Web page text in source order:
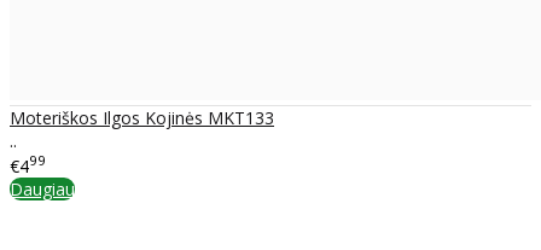
Moteriškos Ilgos Kojinės MKT133
..
€499
Daugiau